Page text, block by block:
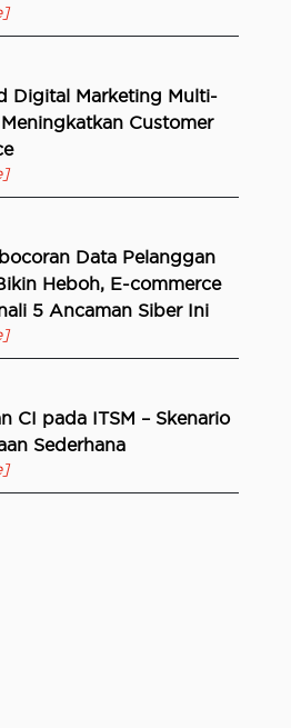
Digital Marketing Multi-
Customer
Data Pelanggan
Heboh, E-commerce
5 Ancaman Siber Ini
CI pada ITSM – Skenario
Sederhana